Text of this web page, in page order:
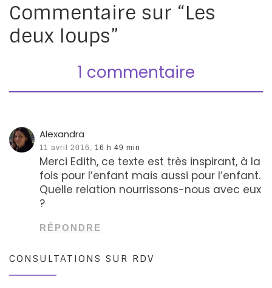
Commentaire sur “Les
deux loups”
1 commentaire
Alexandra
11 avril 2016, 16 h 49 min
Merci Edith, ce texte est très inspirant, à la
fois pour l’enfant mais aussi pour l’enfant.
Quelle relation nourrissons-nous avec eux
?
RÉPONDRE
CONSULTATIONS SUR RDV